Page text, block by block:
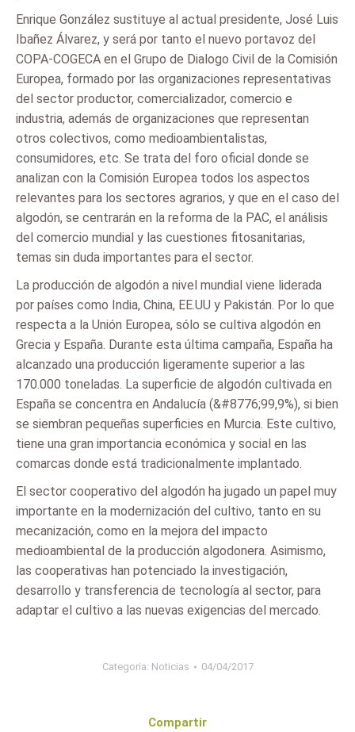
Enrique González sustituye al actual presidente, José Luis
Ibañez Álvarez, y será por tanto el nuevo portavoz del
COPA-COGECA en el Grupo de Dialogo Civil de la Comisión
Europea, formado por las organizaciones representativas
del sector productor, comercializador, comercio e
industria, además de organizaciones que representan
otros colectivos, como medioambientalistas,
consumidores, etc. Se trata del foro oficial donde se
analizan con la Comisión Europea todos los aspectos
relevantes para los sectores agrarios, y que en el caso del
algodón, se centrarán en la reforma de la PAC, el análisis
del comercio mundial y las cuestiones fitosanitarias,
temas sin duda importantes para el sector.
La producción de algodón a nivel mundial viene liderada
por países como India, China, EE.UU y Pakistán. Por lo que
respecta a la Unión Europea, sólo se cultiva algodón en
Grecia y España. Durante esta última campaña, España ha
alcanzado una producción ligeramente superior a las
170.000 toneladas. La superficie de algodón cultivada en
España se concentra en Andalucía (&#8776;99,9%), si bien
se siembran pequeñas superficies en Murcia. Este cultivo,
tiene una gran importancia económica y social en las
comarcas donde está tradicionalmente implantado.
El sector cooperativo del algodón ha jugado un papel muy
importante en la modernización del cultivo, tanto en su
mecanización, como en la mejora del impacto
medioambiental de la producción algodonera. Asimismo,
las cooperativas han potenciado la investigación,
desarrollo y transferencia de tecnología al sector, para
adaptar el cultivo a las nuevas exigencias del mercado.
Categoria: Noticias 04/04/2017
Compartir